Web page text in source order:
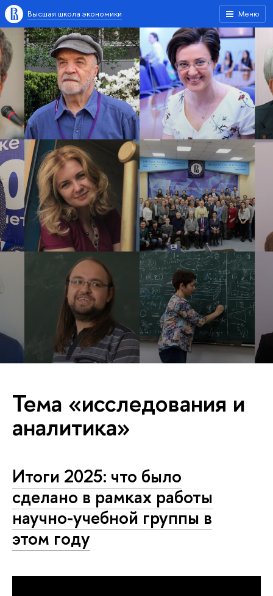
Меню
Высшая школа экономики
Тема «исследования и
аналитика»
Итоги 2025: что было
сделано в рамках работы
научно-учебной группы в
этом году